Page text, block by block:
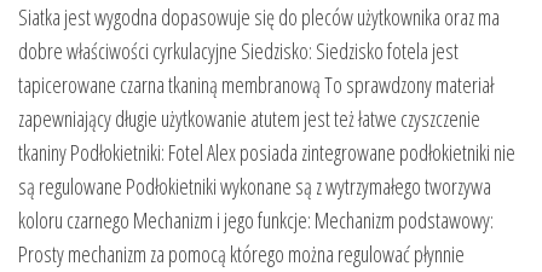
Siatka jest wygodna dopasowuje się do pleców użytkownika oraz ma
dobre właściwości cyrkulacyjne Siedzisko: Siedzisko fotela jest
tapicerowane czarna tkaniną membranową To sprawdzony materiał
zapewniający długie użytkowanie atutem jest też łatwe czyszczenie
tkaniny Podłokietniki: Fotel Alex posiada zintegrowane podłokietniki nie
są regulowane Podłokietniki wykonane są z wytrzymałego tworzywa
koloru czarnego Mechanizm i jego funkcje: Mechanizm podstawowy:
Prosty mechanizm za pomocą którego można regulować płynnie